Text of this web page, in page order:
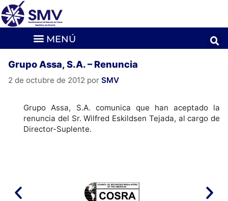
Grupo Assa, S.A. – Renuncia
2 de octubre de 2012 por SMV
Grupo Assa, S.A. comunica que han aceptado la
renuncia del Sr. Wilfred Eskildsen Tejada, al cargo de
Director-Suplente.